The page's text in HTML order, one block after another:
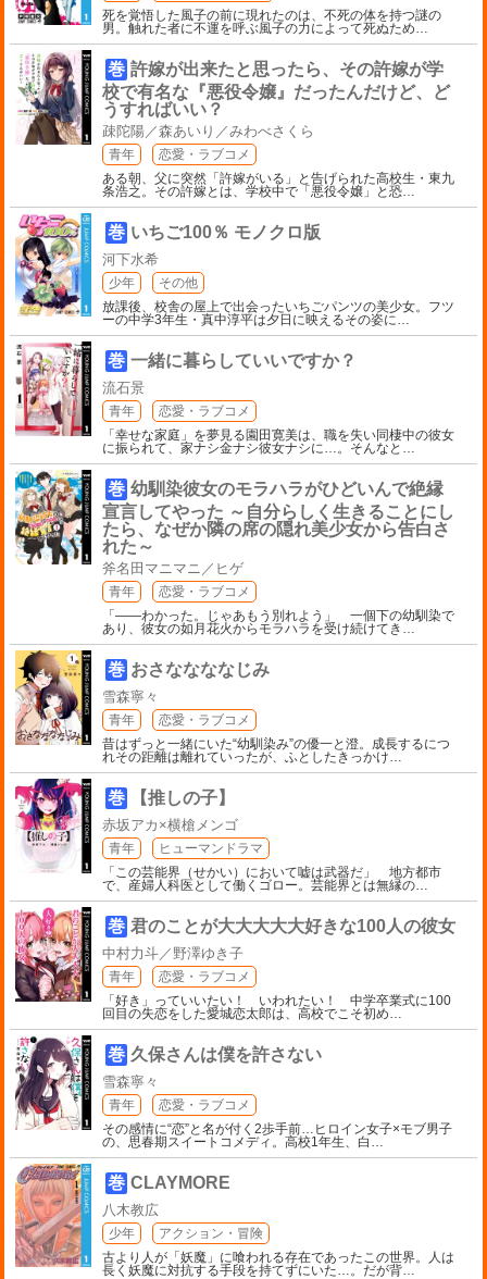
死を覚悟した風子の前に現れたのは、不死の体を持つ謎の
男。触れた者に不運を呼ぶ風子の力によって死ぬため
巻 許嫁が出来たと思ったら、その許嫁が学
校で有名な『悪役令嬢』だったんだけど、ど
うすればいい？
疎陀陽／森あいり／みわべさくら
青年
恋愛・ラブコメ
ある朝、父に突然「許嫁がいる」と告げられた高校生・東九
条浩之。その許嫁とは、学校中で「悪役令嬢」と恐
巻 いちご100％ モノクロ版
河下水希
少年
その他
放課後、校舎の屋上で出会ったいちごパンツの美少女。フツ
ーの中学3年生・真中淳平は夕日に映えるその姿に
巻 一緒に暮らしていいですか？
流石景
青年
恋愛・ラブコメ
「幸せな家庭」を夢見る園田寛美は、職を失い同棲中の彼女
に振られて、家ナシ金ナシ彼女ナシに…。そんなと
巻 幼馴染彼女のモラハラがひどいんで絶縁
宣言してやった ～自分らしく生きることにし
たら、なぜか隣の席の隠れ美少女から告白さ
れた～
斧名田マニマニ／ヒゲ
青年
恋愛・ラブコメ
「――わかった。じゃあもう別れよう」 一個下の幼馴染で
あり、彼女の如月花火からモラハラを受け続けてき
巻 おさななななじみ
雪森寧々
青年
恋愛・ラブコメ
昔はずっと一緒にいた“幼馴染み”の優一と澄。成長するにつ
れその距離は離れていったが、ふとしたきっかけ
巻 【推しの子】
赤坂アカ×横槍メンゴ
青年
ヒューマンドラマ
「この芸能界（せかい）において嘘は武器だ」 地方都市
で、産婦人科医として働くゴロー。芸能界とは無縁の
巻 君のことが大大大大大好きな100人の彼女
中村力斗／野澤ゆき子
青年
恋愛・ラブコメ
「好き」っていいたい！ いわれたい！ 中学卒業式に100
回目の失恋をした愛城恋太郎は、高校でこそ初め
巻 久保さんは僕を許さない
雪森寧々
青年
恋愛・ラブコメ
その感情に“恋”と名が付く2歩手前…ヒロイン女子×モブ男子
の、思春期スイートコメディ。高校1年生、白
巻 CLAYMORE
八木教広
少年
アクション・冒険
古より人が「妖魔」に喰われる存在であったこの世界。人は
長く妖魔に対抗する手段を持てずにいた…。だが背